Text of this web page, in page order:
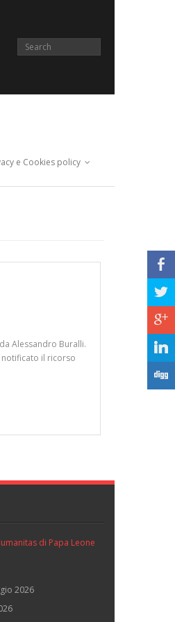
e Cookies policy
Alessandro Buralli.
notificato il ricorso
di Papa Leone
2026
b
a
c
j
F